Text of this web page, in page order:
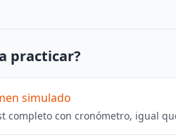
practicar?
simulado
completo con cronómetro, igual